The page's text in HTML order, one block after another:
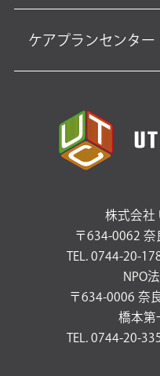
ケアプランセンター
株式会社
〒634-0062
TEL. 0744-20-
NPO
〒634-0006 奈
橋本第
TEL. 0744-20-